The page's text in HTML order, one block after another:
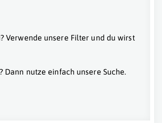
Verwende unsere Filter und du wirst
Dann nutze einfach unsere Suche.